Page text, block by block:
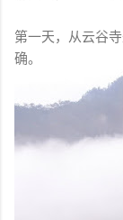
第一天，从云谷
确。